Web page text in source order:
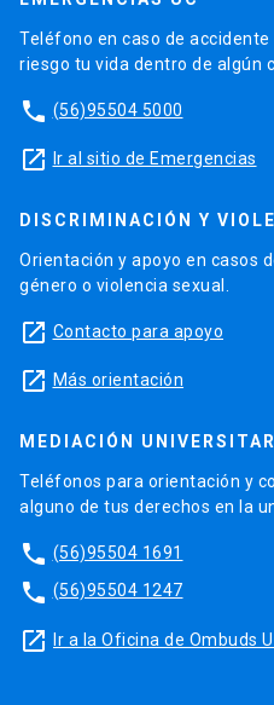
Teléfono en caso de
riesgo tu vida dentro de algún
phone (56)95504 5000
launch Ir al sitio de Emergencias
DISCRIMINACIÓN Y
Orientación y apoyo en casos
género o violencia sexual.
launch Contacto para apoyo
launch Más orientación
MEDIACIÓN
Teléfonos para orientación y
alguno de tus derechos en la
phone (56)95504 1691
phone (56)95504 1247
launch Ir a la Oficina de Ombuds